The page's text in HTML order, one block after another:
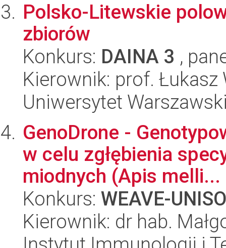
Polsko-Litewskie
zbiorów
Konkurs: DAINA 3 ,
Kierownik: prof. Łukasz
Uniwersytet
GenoDrone -
w celu zgłębienia
miodnych (Apis melli...
Konkurs: WEAVE-
Kierownik: dr hab.